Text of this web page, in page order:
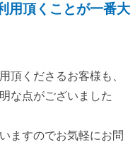
用頂くことが一番大
頂くださるお客様も、
な点がございました
ますのでお気軽にお問